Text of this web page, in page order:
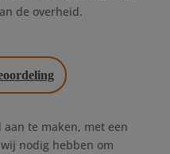
de overheid.
te maken, met een
nodig hebben om